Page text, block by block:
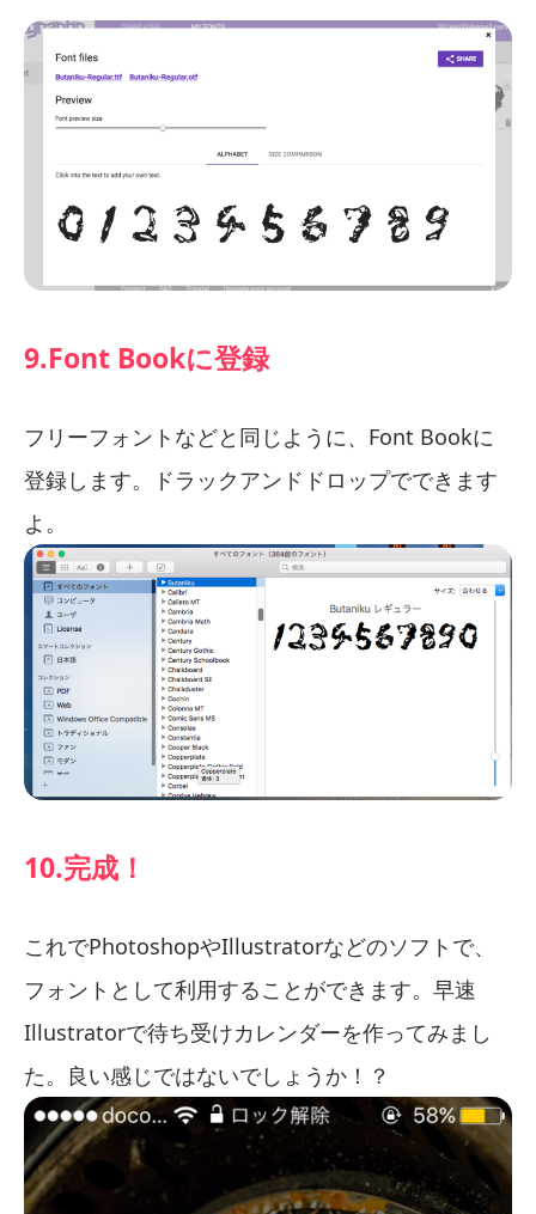
9.Font Bookに登録
フリーフォントなどと同じように、Font Bookに
登録します。ドラックアンドドロップでできます
よ。
10.完成！
これでPhotoshopやIllustratorなどのソフトで、
フォントとして利用することができます。早速
Illustratorで待ち受けカレンダーを作ってみまし
た。良い感じではないでしょうか！？